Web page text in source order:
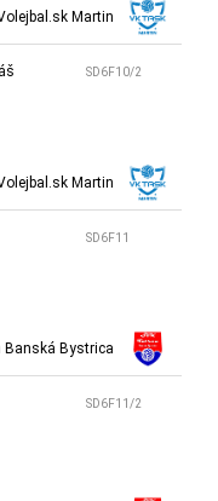
Martin
SD6F10/2
Martin
SD6F11
Banská Bystrica
SD6F11/2